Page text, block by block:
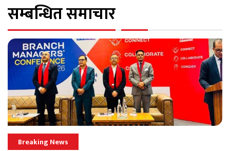
सम्बन्धित समाचार
Breaking News